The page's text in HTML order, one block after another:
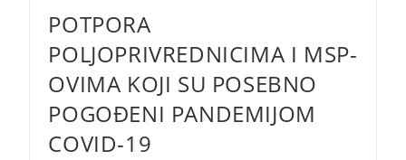
Sve
Čeka
U
Narednom
Periodu
POTPORA
POLJOPRIVREDNICIMA I MSP-
OVIMA KOJI SU POSEBNO
POGOĐENI PANDEMIJOM
COVID-19